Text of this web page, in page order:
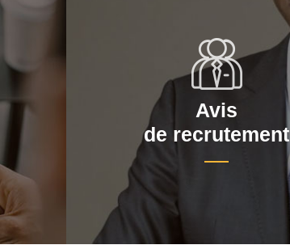
Avis
de recrutement